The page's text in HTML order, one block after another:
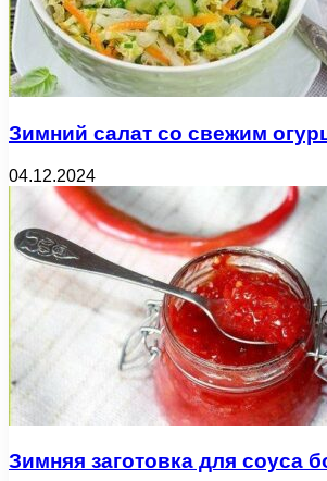
Зимний салат со свежим
04.12.2024
Зимняя заготовка для соуса